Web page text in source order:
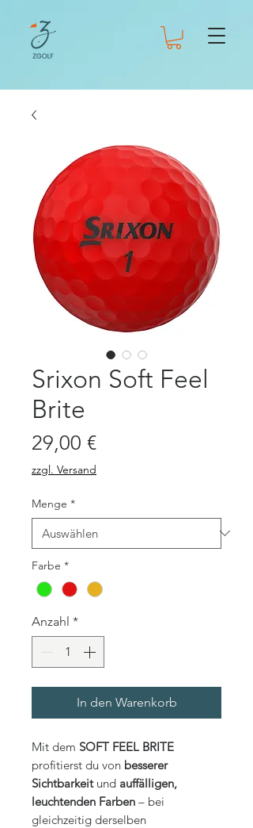
Srixon Soft Feel
Brite
29,00 €Preis
zzgl. Versand
Menge *
Farbe *
Anzahl *
In den Warenkorb
Mit dem SOFT FEEL BRITE
profitierst du von besserer
Sichtbarkeitund auffälligen,
leuchtenden Farben – bei
gleichzeitig derselben